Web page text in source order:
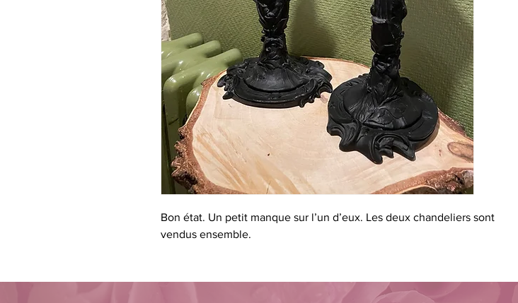
Bon état. Un petit manque sur l’un d’eux. Les deux chandeliers sont
vendus ensemble.